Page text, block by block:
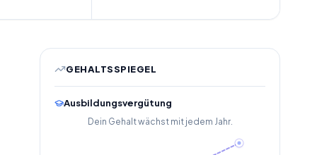
GEHALTSSPIEGEL
Ausbildungsvergütung
Dein Gehalt wächst mit jedem Jahr.